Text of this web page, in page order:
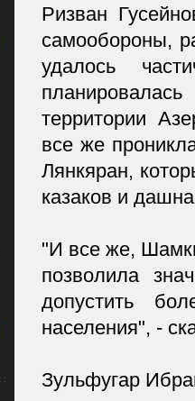
Ризван
самообороны,
удалось
территории
все же
Лянкяран,
казаков и
"И все же,
позволила
допустить
населения", -
Зульфугар